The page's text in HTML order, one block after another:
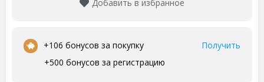
Добавить в избранное
• +106 бонусов за покупку
Получить
+500 бонусов за регистрацию